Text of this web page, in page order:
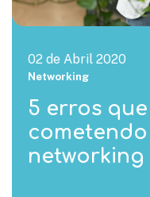
02 de Abril 2020
Networking
5 erros
networking